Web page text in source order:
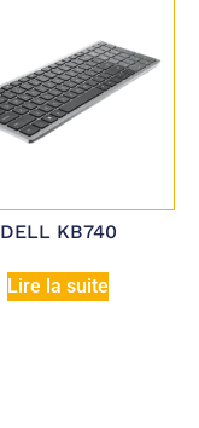
DELL KB740
Lire la suite